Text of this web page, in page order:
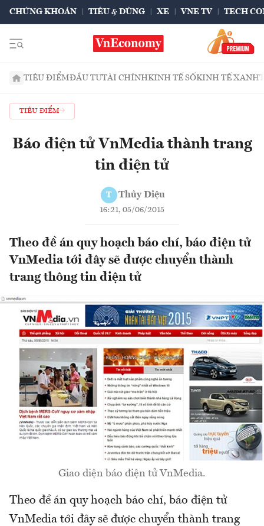
CHỨNG KHOÁN TIÊU & DÙNG XE VNE TV TECH
TIÊU ĐIỂMĐẦU TƯTÀI CHÍNHKINH TẾ SỐKINH TẾ XANH
TIÊU ĐIỂM
Báo điện tử VnMedia thành trang
tin điện tử
T Thủy Diệu
16:21, 05/06/2015
Theo đề án quy hoạch báo chí, báo điện tử
VnMedia tới đây sẽ được chuyển thành
trang thông tin điện tử
Giao diện báo điện tử VnMedia.
Theo đề án quy hoạch báo chí, báo điện tử
VnMedia tới đây sẽ được chuyển thành trang